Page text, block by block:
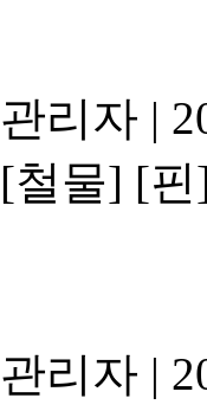
관리자 |
[철물] [핀
관리자 |